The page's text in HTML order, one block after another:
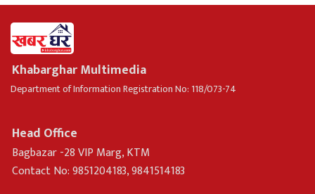
Khabarghar Multimedia
Department of Information Registration No: 118/073-74
Head Office
Bagbazar -28 VIP Marg, KTM
Contact No: 9851204183, 9841514183